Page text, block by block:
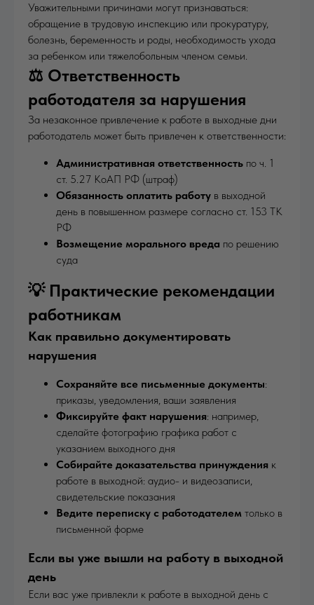
Уважительными причинами могут признаваться:
обращение в трудовую инспекцию или прокуратуру,
болезнь, беременность и роды, необходимость ухода
за ребенком или тяжелобольным членом семьи.
⚖️ Ответственность
работодателя за нарушения
За незаконное привлечение к работе в выходные дни
работодатель может быть привлечен к ответственности:
Административная ответственность по ч. 1
ст. 5.27 КоАП РФ (штраф)
Обязанность оплатить работу в выходной
день в повышенном размере согласно ст. 153 ТК
РФ
Возмещение морального вреда по решению
суда
💡 Практические рекомендации
работникам
Как правильно документировать
нарушения
Сохраняйте все письменные документы:
приказы, уведомления, ваши заявления
Фиксируйте факт нарушения: например,
сделайте фотографию графика работ с
указанием выходного дня
Собирайте доказательства принуждения к
работе в выходной: аудио- и видеозаписи,
свидетельские показания
Ведите переписку с работодателем только в
письменной форме
Если вы уже вышли на работу в выходной
день
Если вас уже привлекли к работе в выходной день с